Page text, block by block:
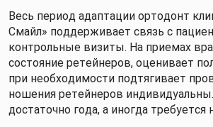
Весь период адаптации ортодонт
Смайл» поддерживает связь с
контрольные визиты. На приемах
состояние ретейнеров, оценивает
при необходимости подтягивает
ношения ретейнеров
достаточно года, а иногда требуется